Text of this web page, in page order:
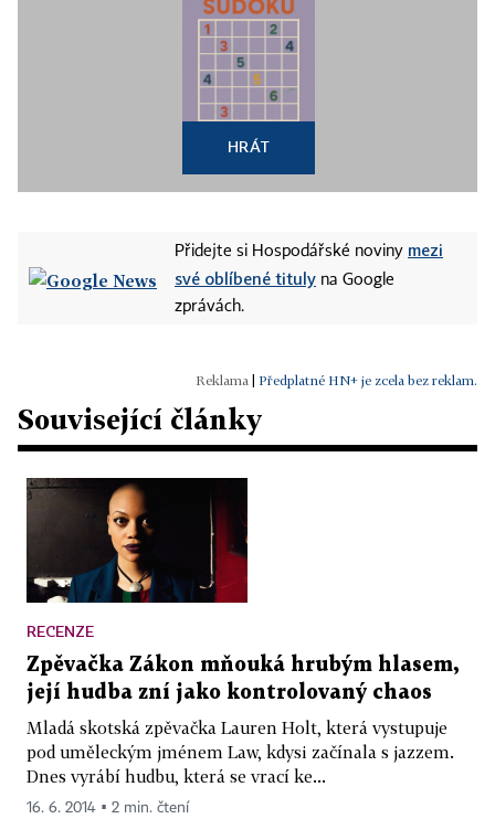
HRÁT
Přidejte si Hospodářské noviny mezi
své oblíbené tituly na Google
zprávách.
Předplatné HN+ je zcela bez reklam.
Související články
RECENZE
Zpěvačka Zákon mňouká hrubým hlasem,
její hudba zní jako kontrolovaný chaos
Mladá skotská zpěvačka Lauren Holt, která vystupuje
pod uměleckým jménem Law, kdysi začínala s jazzem.
Dnes vyrábí hudbu, která se vrací ke...
16. 6. 2014 ▪ 2 min. čtení